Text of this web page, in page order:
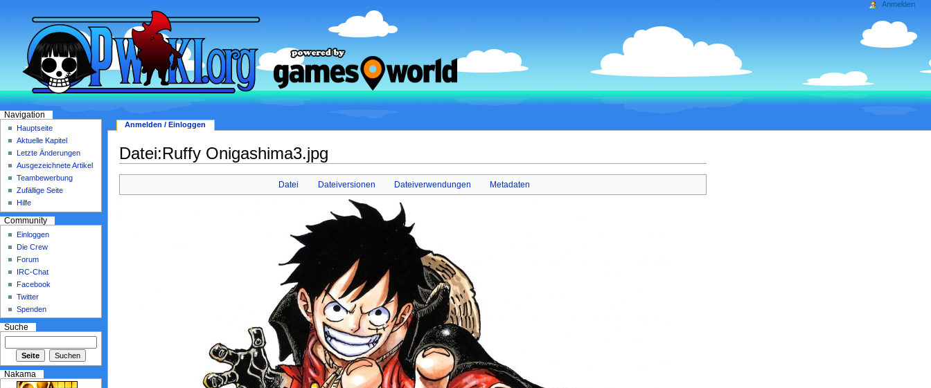
Datei:Ruffy Onigashima3.jpg
Datei Dateiversionen Dateiverwendungen Metadaten
Anmelden / Einloggen
Anmelden
Navigation
Hauptseite
Aktuelle Kapitel
Letzte Änderungen
Ausgezeichnete Artikel
Teambewerbung
Zufällige Seite
Hilfe
Community
Einloggen
Die Crew
Forum
IRC-Chat
Facebook
Twitter
Spenden
Suche
Nakama